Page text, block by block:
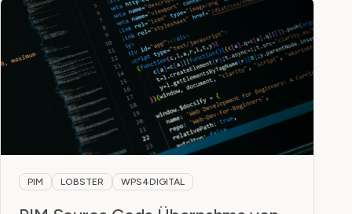
PIM LOBSTER WPS4DIGITAL